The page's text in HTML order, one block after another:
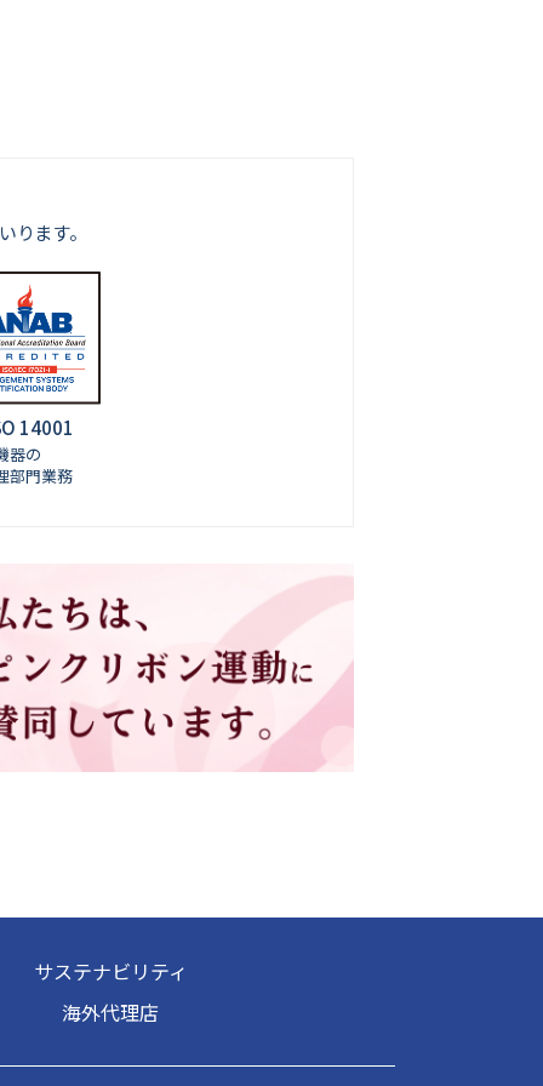
ります。
14001
器の
部門業務
サステナビリティ
海外代理店